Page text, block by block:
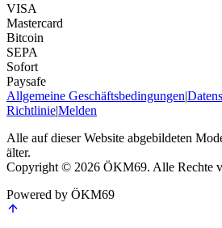
VISA
Mastercard
Bitcoin
SEPA
Sofort
Paysafe
Allgemeine Geschäftsbedingungen|
Richtlinie|Melden
Alle auf dieser Website abgebildeten
älter.
Copyright © 2026 ÖKM69. Alle Rechte
Powered by ÖKM69